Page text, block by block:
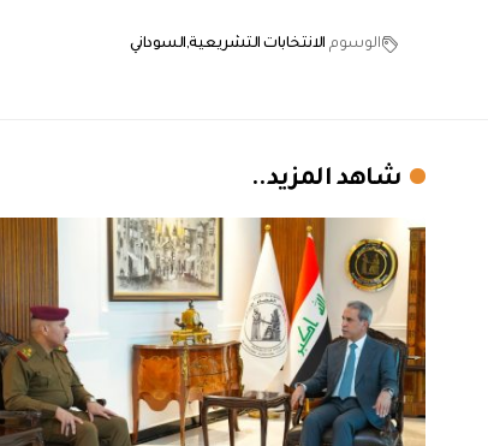
الوسوم الانتخابات التشريعية السوداني
شاهد المزيد..